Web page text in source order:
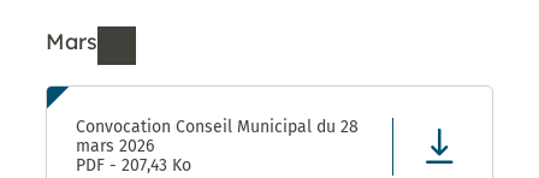
Mars
Ressources de Mars 2026
Convocation Conseil Municipal du 28
mars 2026
PDF - 207,43 Ko